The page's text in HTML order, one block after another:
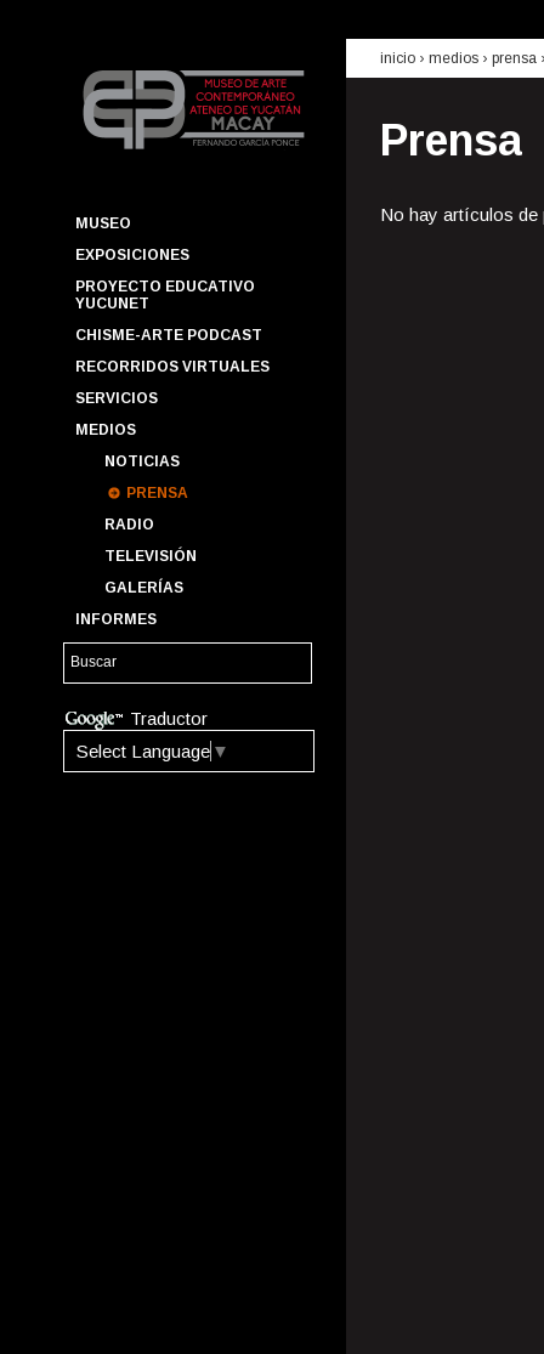
MUSEO
EXPOSICIONES
PROYECTO EDUCATIVO
YUCUNET
CHISME-ARTE PODCAST
RECORRIDOS VIRTUALES
SERVICIOS
MEDIOS
NOTICIAS
PRENSA
RADIO
TELEVISIÓN
GALERÍAS
INFORMES
Traductor
Select Language ▼
inicio › medios › prensa
Prensa
No hay artículos de